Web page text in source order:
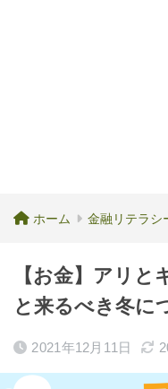
ホーム 金融リテラシ
【お金】アリ
と来るべき冬に
2021年12月11日